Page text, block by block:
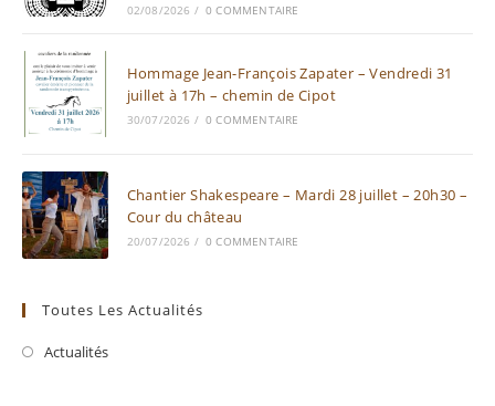
02/08/2026 / 0 COMMENTAIRE
Hommage Jean-François Zapater – Vendredi 31
juillet à 17h – chemin de Cipot
30/07/2026 / 0 COMMENTAIRE
Chantier Shakespeare – Mardi 28 juillet – 20h30 –
Cour du château
20/07/2026 / 0 COMMENTAIRE
Toutes Les Actualités
Actualités